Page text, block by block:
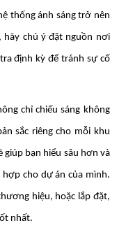
thống ánh sáng trở nên
hãy chú ý đặt nguồn nơi
định kỳ để tránh sự cố
chỉ chiếu sáng không
sắc riêng cho mỗi khu
giúp bạn hiểu sâu hơn và
cho dự án của mình.
hiệu, hoặc lắp đặt,
nhất.